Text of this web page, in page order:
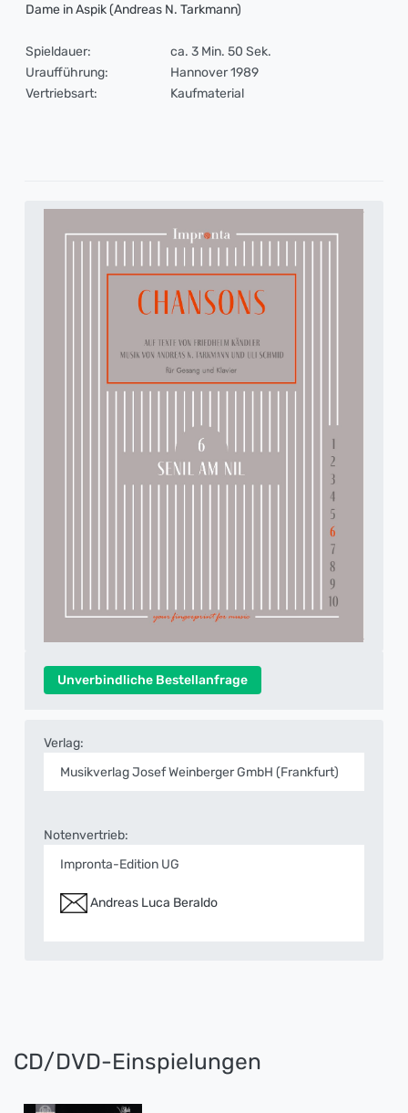
Dame in Aspik (Andreas N. Tarkmann)
Spieldauer:
ca. 3 Min. 50 Sek.
Uraufführung:
Hannover 1989
Vertriebsart:
Kaufmaterial
Unverbindliche Bestellanfrage
Verlag:
Musikverlag Josef Weinberger GmbH (Frankfurt)
Notenvertrieb:
Impronta-Edition UG
Andreas Luca Beraldo
CD/DVD-Einspielungen